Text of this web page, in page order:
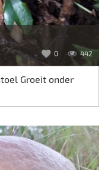
0 442
Groeit onder